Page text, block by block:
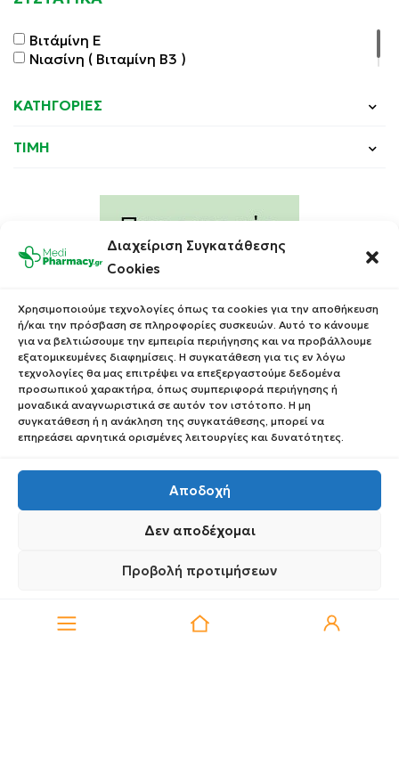
Διαχείριση Συγκατάθεσης
Cookies
Χρησιμοποιούμε τεχνολογίες όπως τα cookies για την αποθήκευση
ή/και την πρόσβαση σε πληροφορίες συσκευών. Αυτό το κάνουμε
για να βελτιώσουμε την εμπειρία περιήγησης και να προβάλλουμε
εξατομικευμένες διαφημίσεις. Η συγκατάθεση για τις εν λόγω
τεχνολογίες θα μας επιτρέψει να επεξεργαστούμε δεδομένα
προσωπικού χαρακτήρα, όπως συμπεριφορά περιήγησης ή
μοναδικά αναγνωριστικά σε αυτόν τον ιστότοπο. Η μη
συγκατάθεση ή η ανάκληση της συγκατάθεσης, μπορεί να
επηρεάσει αρνητικά ορισμένες λειτουργίες και δυνατότητες.
Αποδοχή
Δεν αποδέχομαι
Προβολή προτιμήσεων
Βιτάμίνη E
Νιασίνη ( Βιταμίνη Β3 )
ΚΑΤΗΓΟΡΙΕΣ
ΤΙΜΗ
Δωρεάν Μεταφορικά με αγορές άνω των 49€